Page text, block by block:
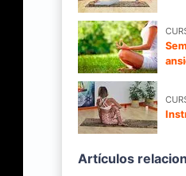
Artículos